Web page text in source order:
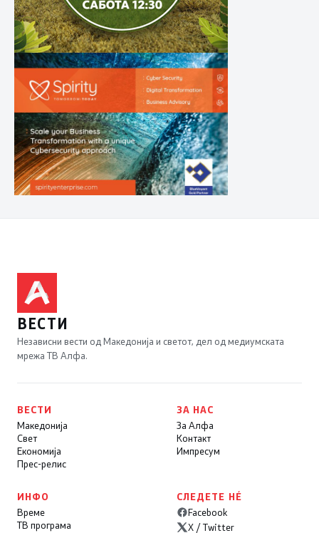
ВЕСТИ
Независни вести од Македонија и светот, дел од медиумската
мрежа ТВ Алфа.
ВЕСТИ
Македонија
Свет
Економија
Прес-релис
ЗА НАС
За Алфа
Контакт
Импресум
ИНФО
Време
ТВ програма
СЛЕДЕТЕ НÉ
Facebook
X / Twitter